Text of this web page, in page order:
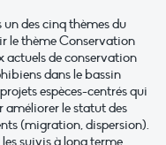
un des cinq thèmes du
le thème Conservation
actuels de conservation
dans le bassin
espèces-centrés qui
améliorer le statut des
(migration, dispersion).